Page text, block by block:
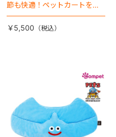
節も快適！ペットカートをお
しゃれに・かわいく・かっこ
よく！
￥5,500